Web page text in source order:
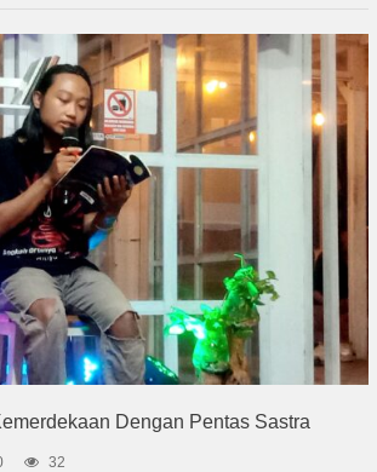
Dengan Pentas Sastra
32